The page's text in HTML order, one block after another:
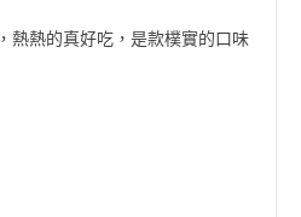
，熱熱的真好吃，是款樸實的口味